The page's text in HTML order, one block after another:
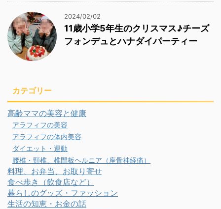
2024/02/02
11歳小学5年生のクリスマス♪チーズ
フォンデュとハナダイパーティー
カテゴリー
高齢ママの美容と健康
アラフィフの美容
アラフィフの体内美容
ダイエット・運動
腰椎・頸椎、椎間板ヘルニア（座骨神経痛）
料理、お弁当、お取り寄せ
食べ歩き（飲食店など）
暮らしのグッズ・ファッション
生活の知恵・お金の話